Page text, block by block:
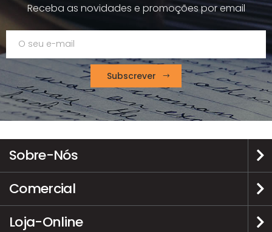
Receba as novidades e promoções por email
Subscrever
Sobre-Nós
Comercial
Loja-Online